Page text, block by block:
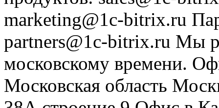
marketing@1c-bitrix.ru
partners@1c-bitrix.ru Мы
московскому времени.
Московская область